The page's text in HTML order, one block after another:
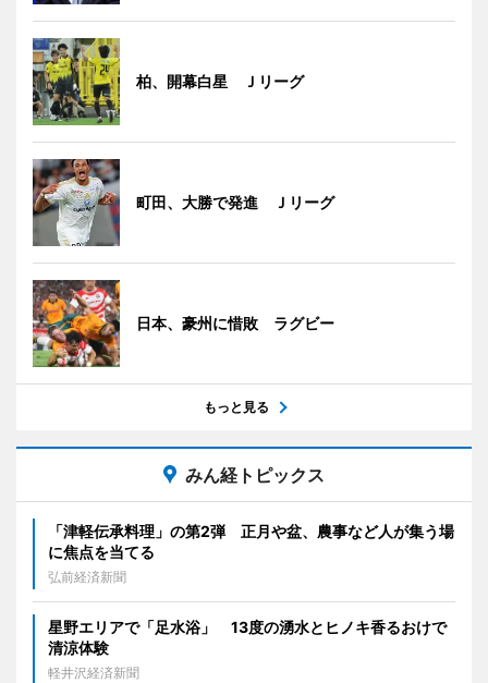
柏、開幕白星 Ｊリーグ
町田、大勝で発進 Ｊリーグ
日本、豪州に惜敗 ラグビー
もっと見る
みん経トピックス
「津軽伝承料理」の第2弾 正月や盆、農事など人が集う場
に焦点を当てる
弘前経済新聞
星野エリアで「足水浴」 13度の湧水とヒノキ香るおけで
清涼体験
軽井沢経済新聞